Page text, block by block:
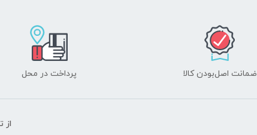
ضمانت اصل‌بودن کالا پرداخت در محل
از